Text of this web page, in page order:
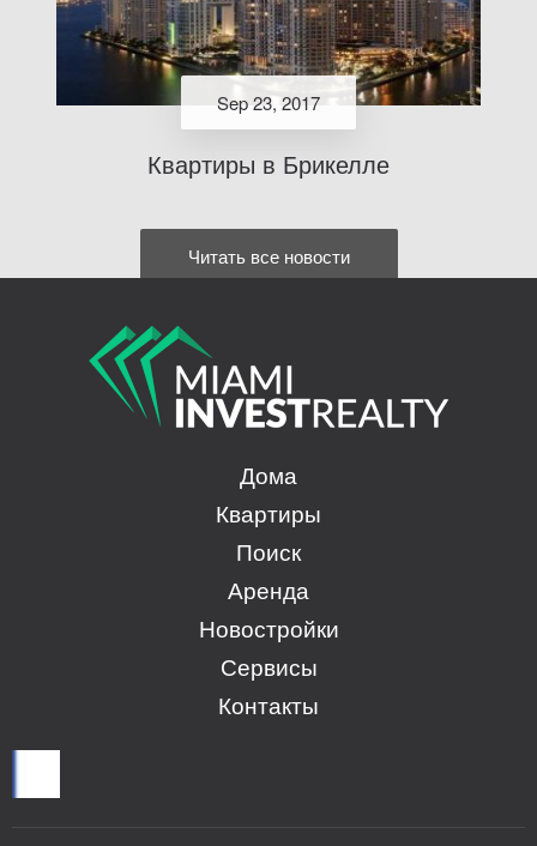
Sep 23, 2017
Квартиры в Брикелле
Читать все новости
Дома
Квартиры
Поиск
Аренда
Новостройки
Сервисы
Контакты